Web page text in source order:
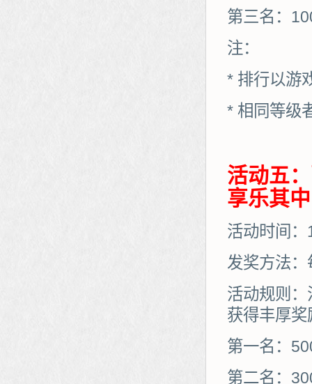
第三名：
注：
* 排行以游
* 相同等级
活动五
享乐其中
活动时间
发奖方法：
活动规则
获得丰厚
第一名：
第二名：